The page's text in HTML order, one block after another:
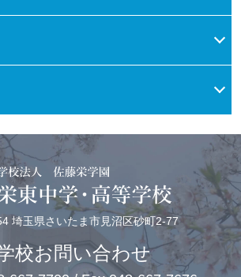
埼玉県さいたま市見沼区砂町2-77
校お問い合わせ